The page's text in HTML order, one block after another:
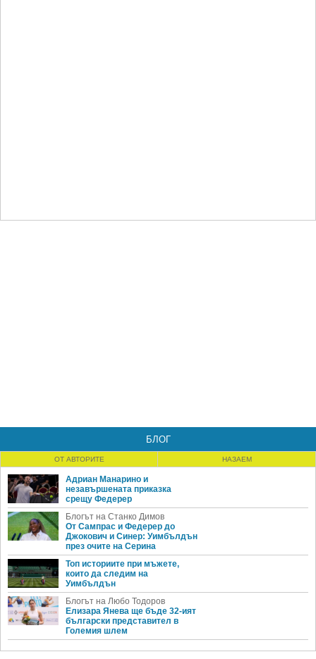
БЛОГ
ОТ АВТОРИТЕ НАЗАЕМ
Адриан Манарино и
незавършената приказка
срещу Федерер
Блогът на Станко Димов
От Сампрас и Федерер до
Джокович и Синер: Уимбълдън
през очите на Серина
Топ историите при мъжете,
които да следим на
Уимбълдън
Блогът на Любо Тодоров
Елизара Янева ще бъде 32-ият
български представител в
Големия шлем